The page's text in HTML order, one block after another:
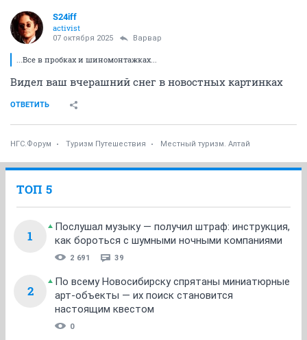
S24iff
activist
07 октября 2025 Варвар
...Все в пробках и шиномонтажках...
Видел ваш вчерашний снег в новостных картинках
ОТВЕТИТЬ
НГС.Форум Туризм Путешествия Местный туризм. Алтай
ТОП 5
1
Послушал музыку — получил штраф: инструкция,
как бороться с шумными ночными компаниями
2 691 39
2
По всему Новосибирску спрятаны миниатюрные
арт-объекты — их поиск становится
настоящим квестом
0